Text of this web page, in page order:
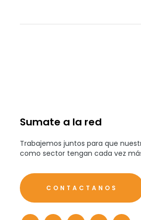
Sumate a la red
Trabajemos juntos para que
como sector tengan cada vez
CONTACTANOS